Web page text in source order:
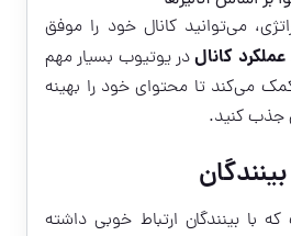
می‌توانید کانال خود را موفق
کانالدر یوتیوب بسیار مهم
می‌کند تا محتوای خود را بهینه
جذب کنید.
با بینندگان ارتباط خوبی داشته